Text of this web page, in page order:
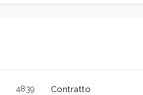
4839 Contratto